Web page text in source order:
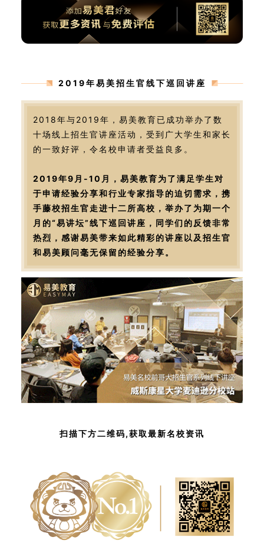
2019年易美招生官线下巡回讲座
2018年与2019年，易美教育已成功举办了数
十场线上招生官讲座活动，受到广大学生和家长
的一致好评，令名校申请者受益良多。
2019年9月-10月，易美教育为了满足学生对
于申请经验分享和行业专家指导的迫切需求，携
手藤校招生官走进十二所高校，举办了为期一个
月的“易讲坛”线下巡回讲座，同学们的反馈非常
热烈，感谢易美带来如此精彩的讲座以及招生官
和易美顾问毫无保留的经验分享。
扫描下方二维码,获取最新名校资讯